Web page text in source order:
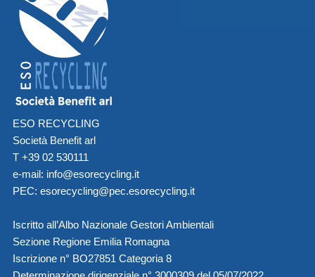
ESO RECYCLING
Società Benefit arl
T +39 02 530111
e-mail: info@esorecycling.it
PEC: esorecycling@pec.esorecycling.it
Iscritto all’Albo Nazionale Gestori Ambientali
Sezione Regione Emilia Romagna
Iscrizione n° BO27851 Categoria 8